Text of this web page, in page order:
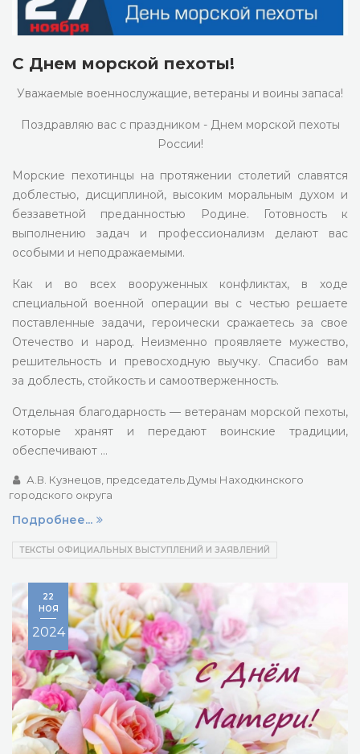
С Днем морской пехоты!
Уважаемые военнослужащие, ветераны и воины запаса!
Поздравляю вас с праздником - Днем морской пехоты
России!
Морские пехотинцы на протяжении столетий славятся
доблестью, дисциплиной, высоким моральным духом и
беззаветной преданностью Родине. Готовность к
выполнению задач и профессионализм делают вас
особыми и неподражаемыми.
Как и во всех вооруженных конфликтах, в ходе
специальной военной операции вы с честью решаете
поставленные задачи, героически сражаетесь за свое
Отечество и народ. Неизменно проявляете мужество,
решительность и превосходную выучку. Спасибо вам
за доблесть, стойкость и самоотверженность.
Отдельная благодарность — ветеранам морской пехоты,
которые хранят и передают воинские традиции,
обеспечивают …
А.В. Кузнецов, председатель Думы Находкинского
городского округа
Подробнее...
ТЕКСТЫ ОФИЦИАЛЬНЫХ ВЫСТУПЛЕНИЙ И ЗАЯВЛЕНИЙ
22
НОЯ
2024